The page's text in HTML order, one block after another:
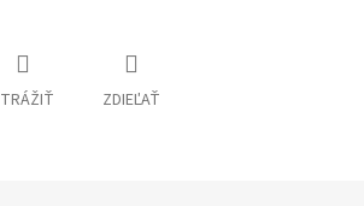
ZDIEĽAŤ